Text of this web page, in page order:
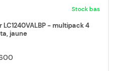
Stock bas
- multipack 4
jaune